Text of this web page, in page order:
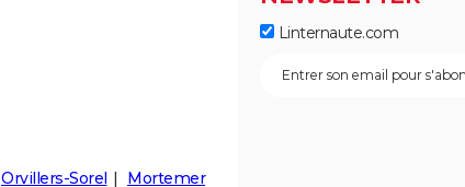
Orvillers-Sorel Mortemer
Linternaute.com